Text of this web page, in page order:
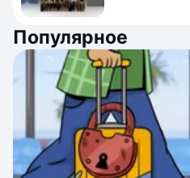
Популярное